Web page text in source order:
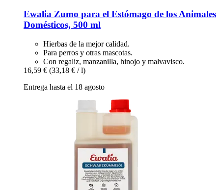
Ewalia Zumo para el Estómago de los Animales
Domésticos, 500 ml
Hierbas de la mejor calidad.
Para perros y otras mascotas.
Con regaliz, manzanilla, hinojo y malvavisco.
16,59 € (33,18 € / l)
Entrega hasta el 18 agosto